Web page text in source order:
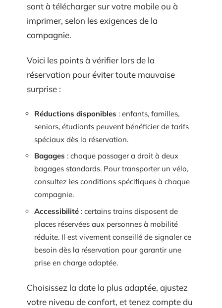
sont à télécharger sur votre mobile ou à
imprimer, selon les exigences de la
compagnie.
Voici les points à vérifier lors de la
réservation pour éviter toute mauvaise
surprise :
Réductions disponibles : enfants, familles,
seniors, étudiants peuvent bénéficier de tarifs
spéciaux dès la réservation.
Bagages : chaque passager a droit à deux
bagages standards. Pour transporter un vélo,
consultez les conditions spécifiques à chaque
compagnie.
Accessibilité : certains trains disposent de
places réservées aux personnes à mobilité
réduite. Il est vivement conseillé de signaler ce
besoin dès la réservation pour garantir une
prise en charge adaptée.
Choisissez la date la plus adaptée, ajustez
votre niveau de confort, et tenez compte du